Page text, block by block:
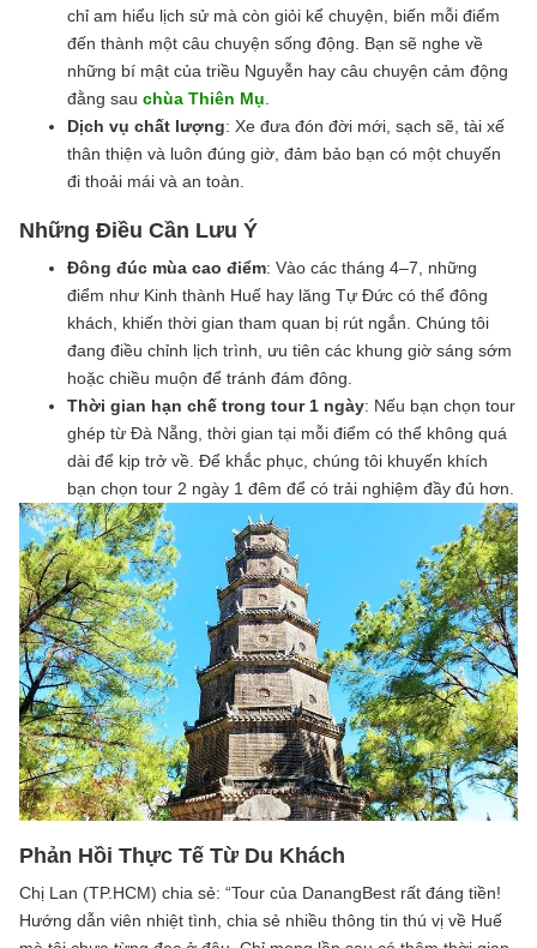
chỉ am hiểu lịch sử mà còn giỏi kể chuyện, biến mỗi điểm
đến thành một câu chuyện sống động. Bạn sẽ nghe về
những bí mật của triều Nguyễn hay câu chuyện cảm động
đằng sauchùa Thiên Mụ.
Dịch vụ chất lượng: Xe đưa đón đời mới, sạch sẽ, tài xế
thân thiện và luôn đúng giờ, đảm bảo bạn có một chuyến
đi thoải mái và an toàn.
Những Điều Cần Lưu Ý
Đông đúc mùa cao điểm: Vào các tháng 4–7, những
điểm như Kinh thành Huế hay lăng Tự Đức có thể đông
khách, khiến thời gian tham quan bị rút ngắn. Chúng tôi
đang điều chỉnh lịch trình, ưu tiên các khung giờ sáng sớm
hoặc chiều muộn để tránh đám đông.
Thời gian hạn chế trong tour 1 ngày: Nếu bạn chọn tour
ghép từ Đà Nẵng, thời gian tại mỗi điểm có thể không quá
dài để kịp trở về. Để khắc phục, chúng tôi khuyến khích
bạn chọn tour 2 ngày 1 đêm để có trải nghiệm đầy đủ hơn.
Phản Hồi Thực Tế Từ Du Khách
Chị Lan (TP.HCM) chia sẻ: “Tour của DanangBest rất đáng tiền!
Hướng dẫn viên nhiệt tình, chia sẻ nhiều thông tin thú vị về Huế